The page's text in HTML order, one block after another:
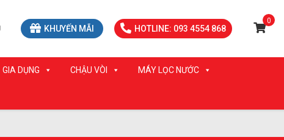
KHUYẾN MÃI HOTLINE: 093 4554 868
0
GIA DỤNG CHẬU VÒI MÁY LỌC NƯỚC